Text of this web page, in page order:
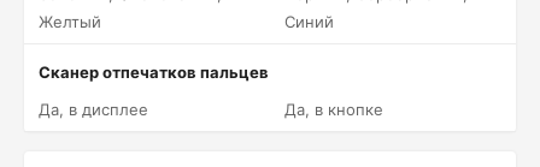
Желтый
Синий
Сканер отпечатков пальцев
Да, в дисплее
Да, в кнопке